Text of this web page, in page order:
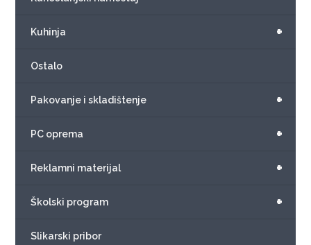
+
Kuhinja
Ostalo
+
Pakovanje i skladištenje
+
PC oprema
+
Reklamni materijal
+
Školski program
Slikarski pribor